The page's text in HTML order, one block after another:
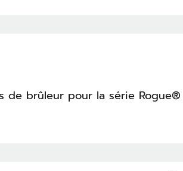
de brûleur pour la série Rogue®